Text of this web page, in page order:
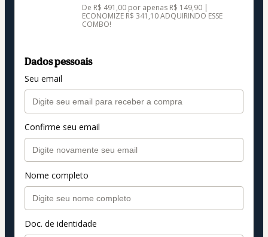
De R$ 491,00 por apenas R$ 149,90 |
ECONOMIZE R$ 341,10 ADQUIRINDO ESSE
COMBO!
Dados pessoais
Seu email
Confirme seu email
Nome completo
Doc. de identidade